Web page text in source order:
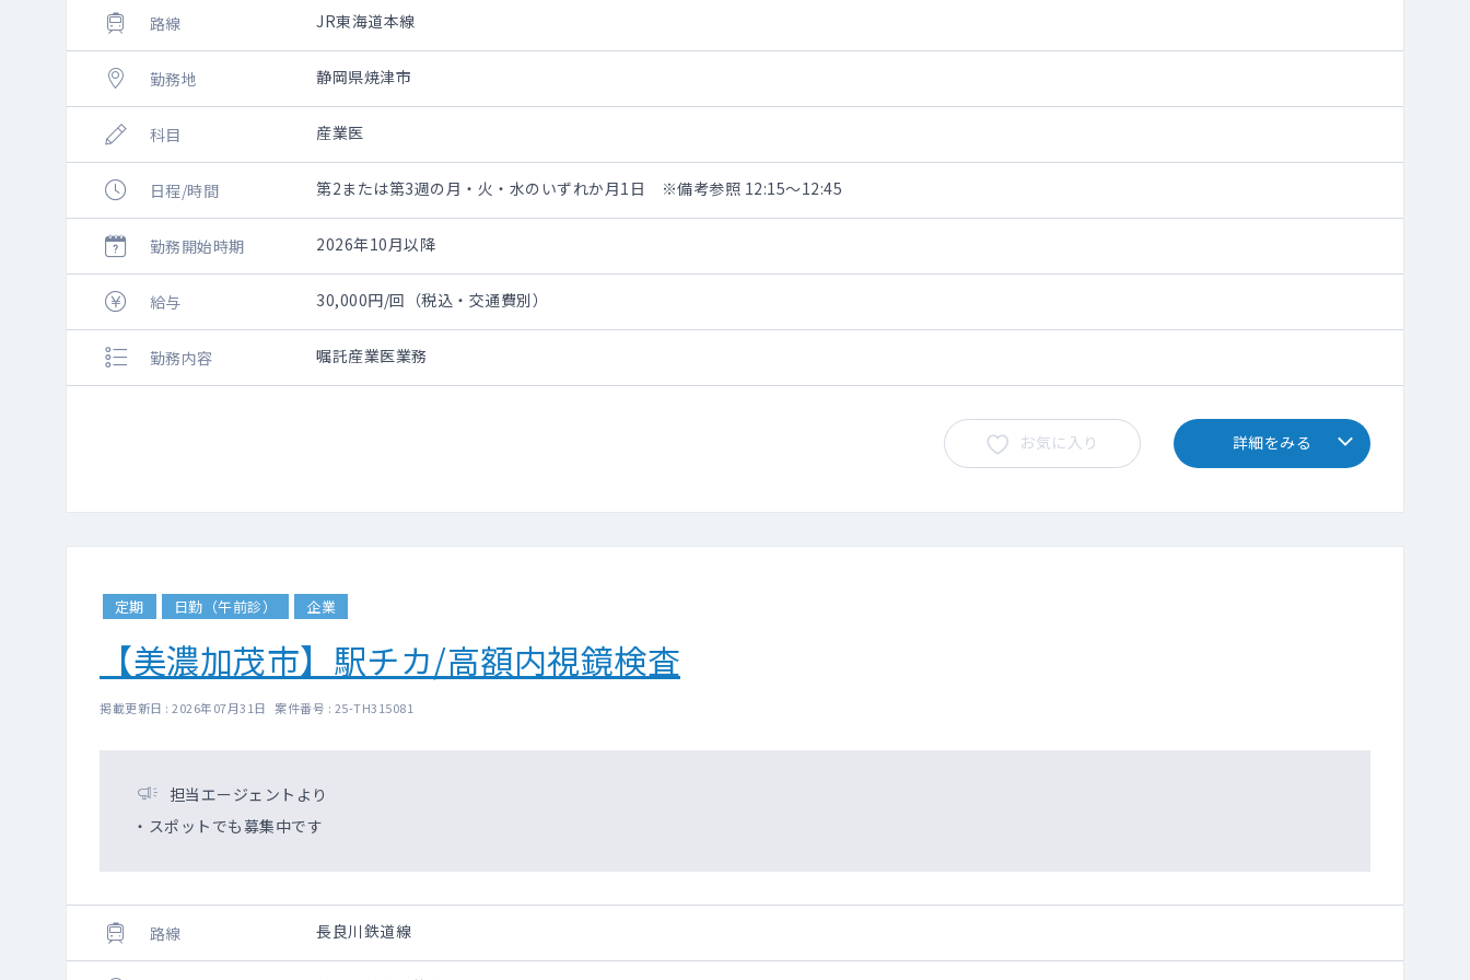
路線 JR東海道本線
勤務地 静岡県焼津市
科目 産業医
日程/時間 第2または第3週の月・火・水のいずれか月1日 ※備考参照 12:15～12:45
勤務開始時期 2026年10月以降
給与 30,000円/回（税込・交通費別）
勤務内容 嘱託産業医業務
お気に入り 詳細をみる
定期 日勤（午前診） 企業
【美濃加茂市】駅チカ/高額内視鏡検査
掲載更新日 : 2026年07月31日 案件番号 : 25-TH315081
担当エージェントより
・スポットでも募集中です
路線 長良川鉄道線